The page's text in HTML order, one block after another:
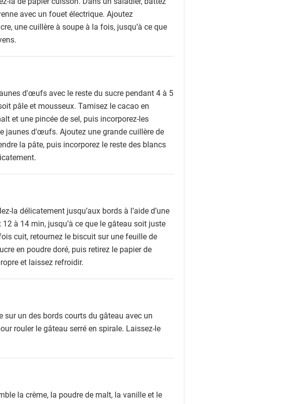
avec un fouet électrique. Ajoutez
une cuillère à soupe à la fois, jusqu’à ce que
d'œufs avec le reste du sucre pendant 4 à 5
pâle et mousseux. Tamisez le cacao en
et une pincée de sel, puis incorporez-les
jaunes d'œufs. Ajoutez une grande cuillère de
la pâte, puis incorporez le reste des blancs
la délicatement jusqu’aux bords à l’aide d’une
à 14 min, jusqu’à ce que le gâteau soit juste
cuit, retournez le biscuit sur une feuille de
en poudre doré, puis retirez le papier de
et laissez refroidir.
sur un des bords courts du gâteau avec un
rouler le gâteau serré en spirale. Laissez-le
la crème, la poudre de malt, la vanille et le